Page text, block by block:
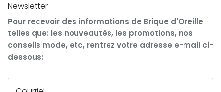
Newsletter
Pour recevoir des informations de Brique d'Oreille
telles que: les nouveautés, les promotions, nos
conseils mode, etc, rentrez votre adresse e-mail ci-
dessous: